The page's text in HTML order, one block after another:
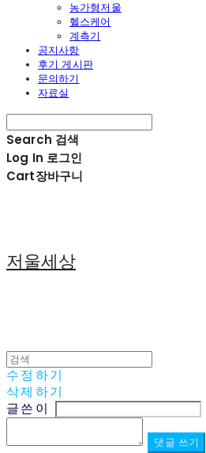
농가형저울
헬스케어
계측기
공지사항
후기 게시판
문의하기
자료실
Search 검색
Log In 로그인
Cart장바구니
저울세상
수정하기
삭제하기
글쓴이
댓글 쓰기